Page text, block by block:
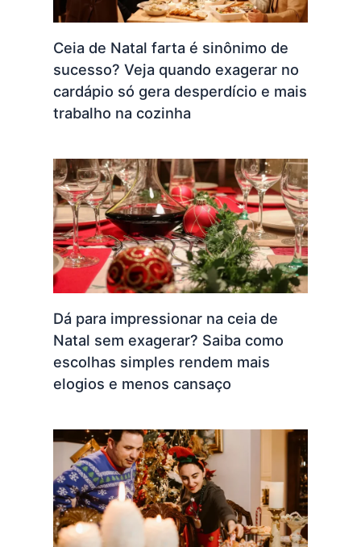
Ceia de Natal farta é sinônimo de
sucesso? Veja quando exagerar no
cardápio só gera desperdício e mais
trabalho na cozinha
Dá para impressionar na ceia de
Natal sem exagerar? Saiba como
escolhas simples rendem mais
elogios e menos cansaço